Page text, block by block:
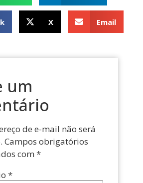
X Email
um
de e-mail não será
Campos obrigatórios
com *
*